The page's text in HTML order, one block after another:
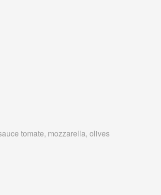
tomate, mozzarella, olives